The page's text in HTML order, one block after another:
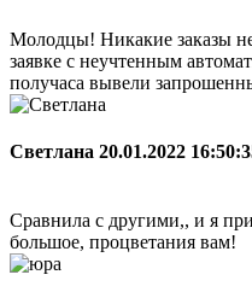
Молодцы! Никакие заказы
заявке с неучтенным
получаса вывели
Светлана 20.01.2022
Сравнила с другими,, и я
большое, процветания вам!